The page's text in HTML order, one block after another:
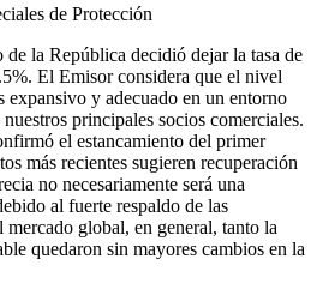
de Protección
de la República decidió dejar la tasa de
El Emisor considera que el nivel
expansivo y adecuado en un entorno
principales socios comerciales.
el estancamiento del primer
más recientes sugieren recuperación
no necesariamente será una
al fuerte respaldo de las
global, en general, tanto la
quedaron sin mayores cambios en la